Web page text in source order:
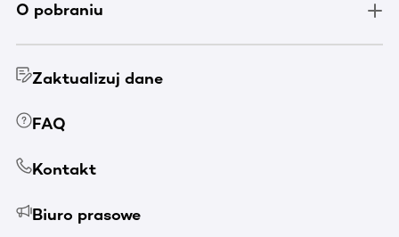
O pobraniu
Zaktualizuj dane
FAQ
Kontakt
Biuro prasowe